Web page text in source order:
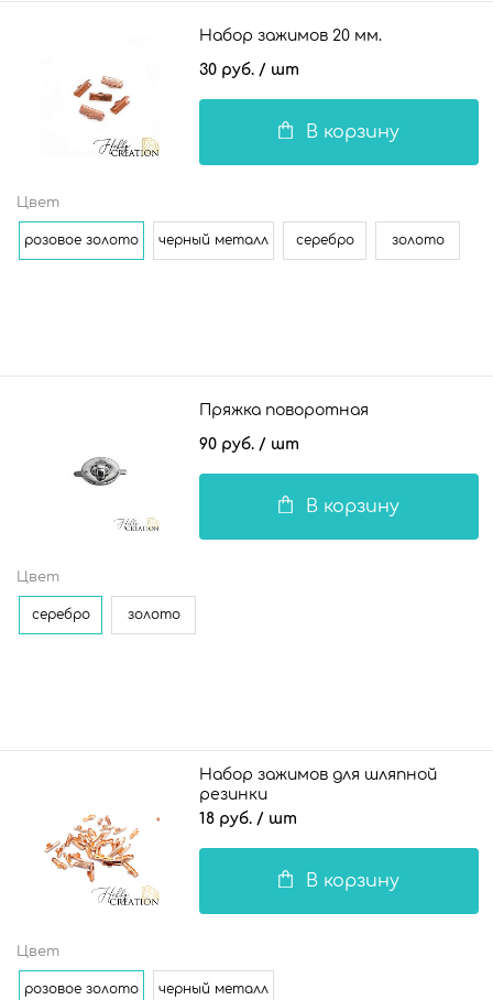
Набор зажимов 20 мм.
30 руб. / шт
В корзину
Цвет
розовое золото черный металл серебро золото
Пряжка поворотная
90 руб. / шт
В корзину
Цвет
серебро золото
Набор зажимов для шляпной
резинки
18 руб. / шт
В корзину
Цвет
розовое золото черный металл